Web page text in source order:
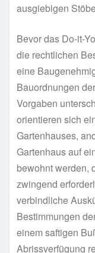
ausgiebigen
Bevor das Do-it-
die rechtlichen
eine
Bauordnungen
Vorgaben
orientieren sich
Gartenhauses,
Gartenhaus auf
bewohnt werden,
zwingend
verbindliche
Bestimmungen
einem saftigen
Abrissverfügung